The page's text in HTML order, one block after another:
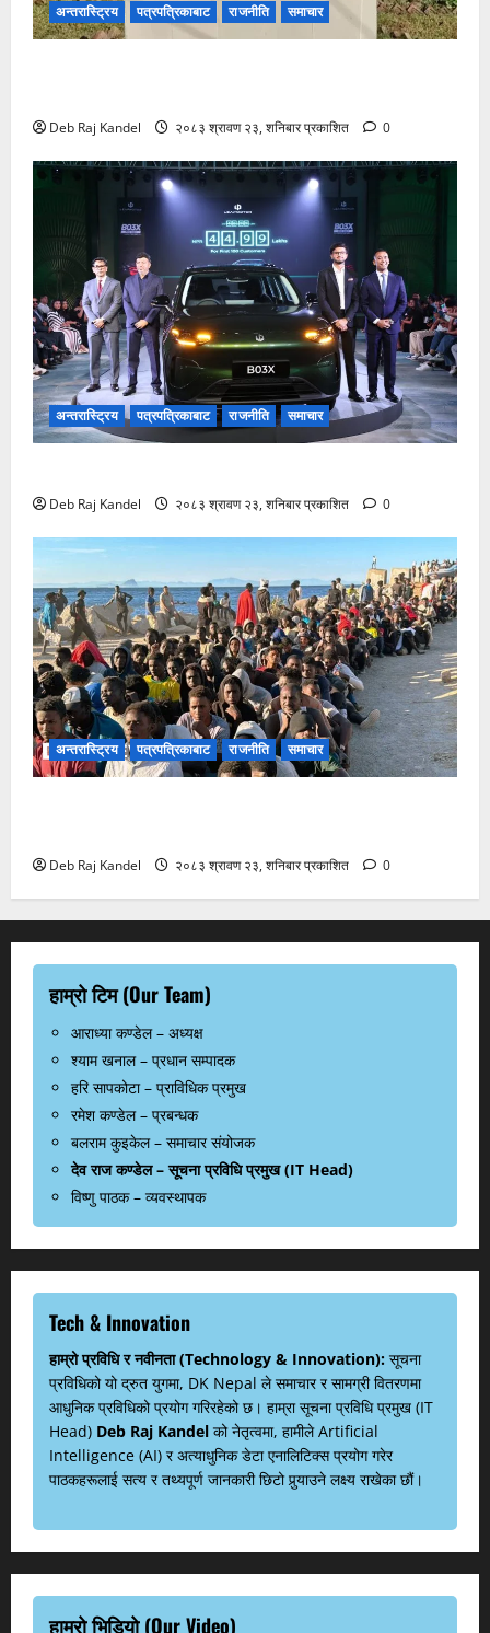
अन्तरास्ट्रिय पत्रपत्रिकाबाट राजनीति समाचार
Deb Raj Kandel २०८३ श्रावण २३, शनिबार प्रकाशित 0
अन्तरास्ट्रिय पत्रपत्रिकाबाट राजनीति समाचार
Deb Raj Kandel २०८३ श्रावण २३, शनिबार प्रकाशित 0
अन्तरास्ट्रिय पत्रपत्रिकाबाट राजनीति समाचार
Deb Raj Kandel २०८३ श्रावण २३, शनिबार प्रकाशित 0
हाम्रो टिम (Our Team)
आराध्या कण्डेल – अध्यक्ष
श्याम खनाल – प्रधान सम्पादक
हरि सापकोटा – प्राविधिक प्रमुख
रमेश कण्डेल – प्रबन्धक
बलराम कुइकेल – समाचार संयोजक
देव राज कण्डेल – सूचना प्रविधि प्रमुख (IT Head)
विष्णु पाठक – व्यवस्थापक
Tech & Innovation
हाम्रो प्रविधि र नवीनता (Technology & Innovation): सूचना
प्रविधिको यो द्रुत युगमा, DK Nepal ले समाचार र सामग्री वितरणमा
आधुनिक प्रविधिको प्रयोग गरिरहेको छ। हाम्रा सूचना प्रविधि प्रमुख (IT
Head) Deb Raj Kandel को नेतृत्वमा, हामीले Artificial
Intelligence (AI) र अत्याधुनिक डेटा एनालिटिक्स प्रयोग गरेर
पाठकहरूलाई सत्य र तथ्यपूर्ण जानकारी छिटो पुर्‍याउने लक्ष्य राखेका छौं।
हाम्रो भिडियो (Our Video)